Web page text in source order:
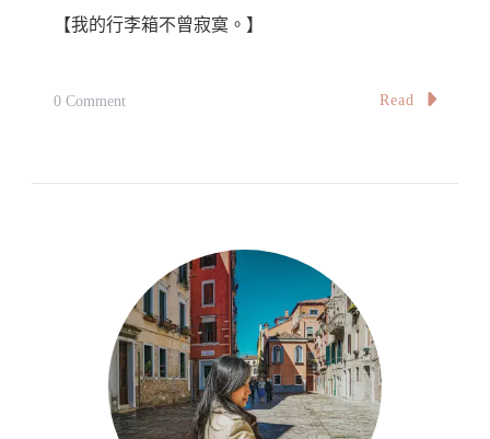
【我的行李箱不曾寂寞。】
0 CommentOn
票、
住
宿、
租
車
Read